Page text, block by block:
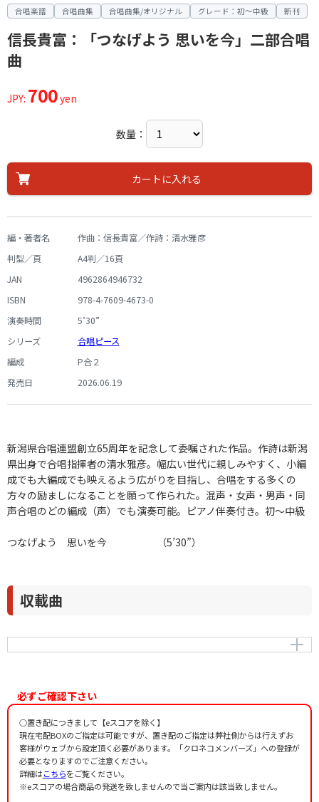
合唱楽譜 合唱曲集 合唱曲集/オリジナル グレード：初～中級 新刊
信長貴富：「つなげよう 思いを今」二部合唱
曲
JPY: 700yen
数量：
カートに入れる
編・著者名
作曲：信長貴富／作詩：清水雅彦
判型／頁
A4判／16頁
JAN
4962864946732
ISBN
978-4-7609-4673-0
演奏時間
5’30”
シリーズ
合唱ピース
編成
P合２
発売日
2026.06.19
新潟県合唱連盟創立65周年を記念して委嘱された作品。作詩は新潟
県出身で合唱指揮者の清水雅彦。幅広い世代に親しみやすく、小編
成でも大編成でも映えるよう広がりを目指し、合唱をする多くの
方々の励ましになることを願って作られた。混声・女声・男声・同
声合唱のどの編成（声）でも演奏可能。ピアノ伴奏付き。初～中級
つなげよう 思いを今 （5’30”）
収載曲
つなげよう 思いを今
作詞者：清水雅彦
必ずご確認下さい
○置き配につきまして【eスコアを除く】
現在宅配BOXのご指定は可能ですが、置き配のご指定は弊社側からは行えずお
客様がウェブから設定頂く必要があります。「クロネコメンバーズ」への登録が
必要となりますのでご注意ください。
詳細はこちらをご覧ください。
※eスコアの場合商品の発送を致しませんので当ご案内は該当致しません。